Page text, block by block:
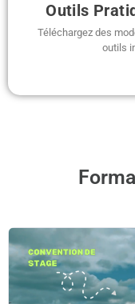
Outils
Téléchargez des
outils